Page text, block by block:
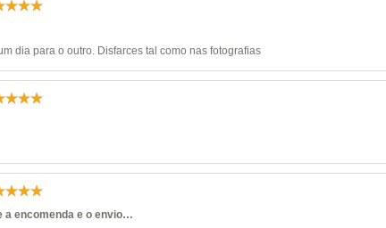
dia para o outro. Disfarces tal como nas fotografias
a encomenda e o envio…